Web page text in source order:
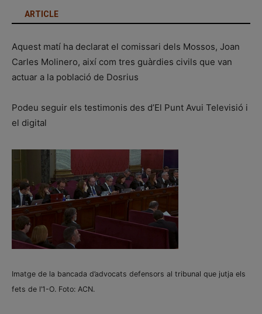
ARTICLE
Aquest matí ha declarat el comissari dels Mossos, Joan
Carles Molinero, així com tres guàrdies civils que van
actuar a la població de Dosrius
Podeu seguir els testimonis des d’El Punt Avui Televisió i
el digital
Imatge de la bancada d’advocats defensors al tribunal que jutja els
fets de l’1-O. Foto: ACN.